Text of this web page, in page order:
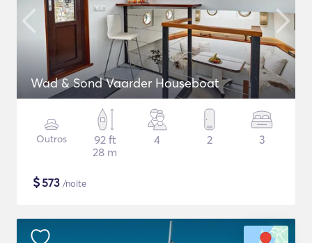
Wad & Sond Vaarder Houseboat
Outros
92 ft
28 m
4 2 3
$573 /noite